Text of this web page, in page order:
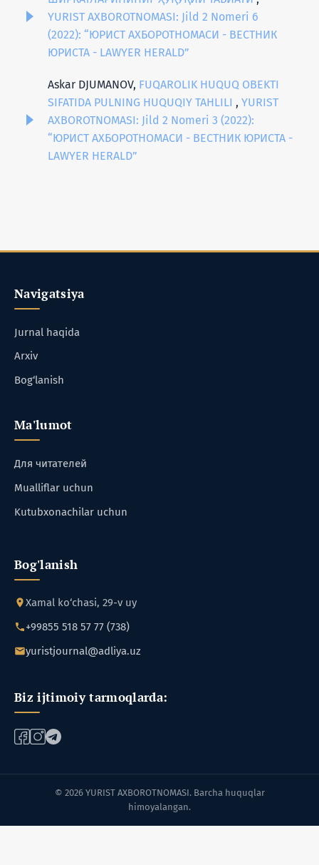
YURIST AXBOROTNOMASI: Jild 2 Nomeri 6
(2022): “ЮРИСТ АХБОРОТНОМАСИ - ВЕСТНИК
ЮРИСТА - LAWYER HERALD”
Askar DJUMANOV, FUQAROLIK HUQUQ OBEKTI
SIFATIDA PULNING HUQUQIY TAHLILI , YURIST
AXBOROTNOMASI: Jild 2 Nomeri 3 (2022):
“ЮРИСТ АХБОРОТНОМАСИ - ВЕСТНИК ЮРИСТА -
LAWYER HERALD”
Navigatsiya
Jurnal haqida
Arxiv
Bog‘lanish
Ma'lumot
Для читателей
Mualliflar uchun
Kutubxonachilar uchun
Bog'lanish
Xamal ko‘chasi, 29-v uy
+99855 518 57 77 (738)
yuristjournal@adliya.uz
Biz ijtimoiy tarmoqlarda:
© 2026 YURIST AXBOROTNOMASI. Barcha huquqlar
himoyalangan.